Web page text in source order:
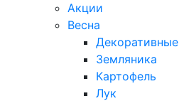
Акции
Весна
Декоративные
Земляника
Картофель
Лук